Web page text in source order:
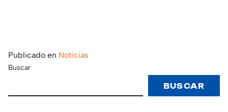
Publicado en Noticias
Buscar
BUSCAR